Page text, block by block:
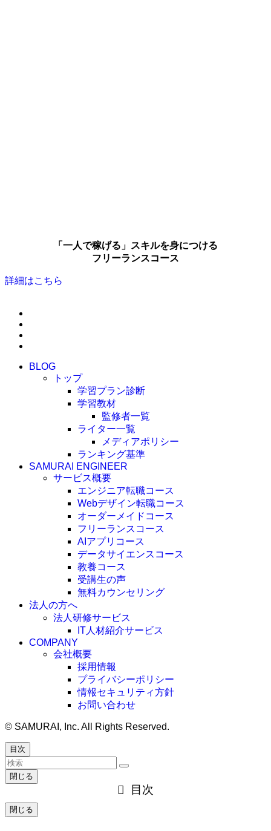
「一人で稼げる」スキルを身につける
フリーランスコース
詳細はこちら
BLOG
トップ
学習プラン診断
学習教材
監修者一覧
ライター一覧
メディアポリシー
ランキング基準
SAMURAI ENGINEER
サービス概要
エンジニア転職コース
Webデザイン転職コース
オーダーメイドコース
フリーランスコース
AIアプリコース
データサイエンスコース
教養コース
受講生の声
無料カウンセリング
法人の方へ
法人研修サービス
IT人材紹介サービス
COMPANY
会社概要
採用情報
プライバシーポリシー
情報セキュリティ方針
お問い合わせ
© SAMURAI, Inc. All Rights Reserved.
目次
閉じる
目次
閉じる